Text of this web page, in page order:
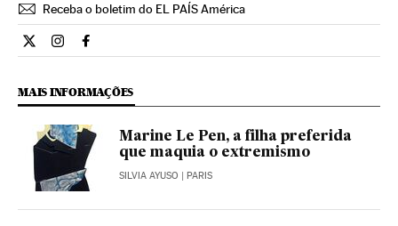
Receba o boletim do EL PAÍS América
Internacional El País Brasil en Twitter
Internacional El País Brasil en Instagram
Internacional El País Brasil en Facebook
MAIS INFORMAÇÕES
Marine Le Pen, a filha preferida
que maquia o extremismo
SILVIA AYUSO | PARIS